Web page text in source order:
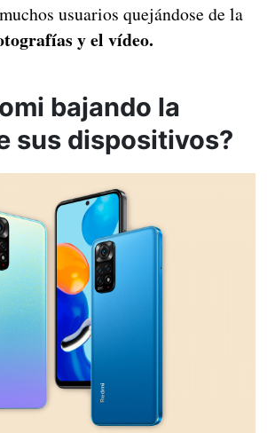
usuarios quejándose de la
y el vídeo.
bajando la
sus dispositivos?